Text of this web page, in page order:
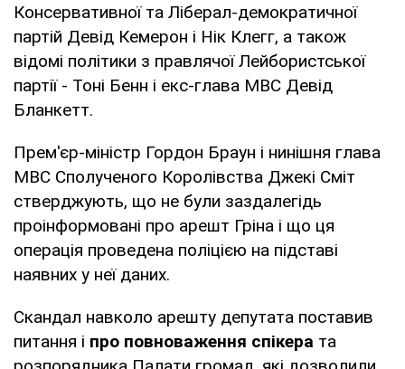
Консервативної та Ліберал-демократичної
партій Девід Кемерон і Нік Клегг, а також
відомі політики з правлячої Лейбористської
партії - Тоні Бенн і екс-глава МВС Девід
Бланкетт.
Прем'єр-міністр Гордон Браун і нинішня глава
МВС Сполученого Королівства Джекі Сміт
стверджують, що не були заздалегідь
проінформовані про арешт Гріна і що ця
операція проведена поліцією на підставі
наявних у неї даних.
Скандал навколо арешту депутата поставив
питання і про повноваження спікера та